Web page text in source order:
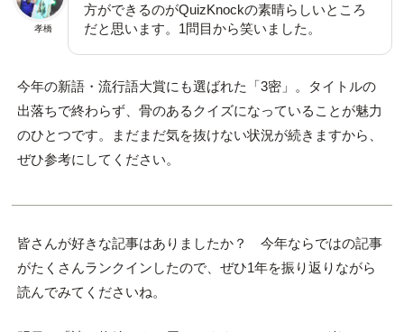
孝橋
方ができるのがQuizKnockの素晴らしいところ
だと思います。1問目から笑いました。
今年の新語・流行語大賞にも選ばれた「3密」。タイトルの
出落ちで終わらず、骨のあるクイズになっていることが魅力
のひとつです。まだまだ気を抜けない状況が続きますから、
ぜひ参考にしてください。
皆さんが好きな記事はありましたか？ 今年ならではの記事
がたくさんランクインしたので、ぜひ1年を振り返りながら
読んでみてくださいね。